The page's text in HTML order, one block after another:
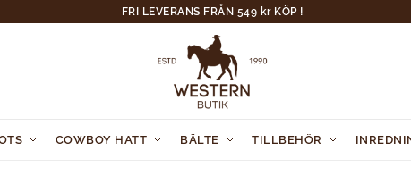
FRI LEVERANS FRÅN 549 kr KÖP !
COWBOY HATT BÄLTE TILLBEHÖR